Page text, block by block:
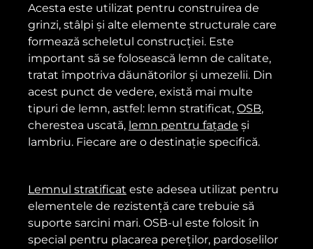
Acesta este utilizat pentru construirea de
grinzi, stâlpi și alte elemente structurale care
formează scheletul construcției. Este
important să se folosească lemn de calitate,
tratat împotriva dăunătorilor și umezelii. Din
acest punct de vedere, există mai multe
tipuri de lemn, astfel: lemn stratificat, OSB,
cherestea uscată, lemn pentru fațade și
lambriu. Fiecare are o destinație specifică.
Lemnul stratificat este adesea utilizat pentru
elementele de rezistență care trebuie să
suporte sarcini mari. OSB-ul este folosit în
special pentru placarea pereților, pardoselilor